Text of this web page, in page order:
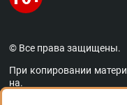
© Все права защищены.
При копировании
на.